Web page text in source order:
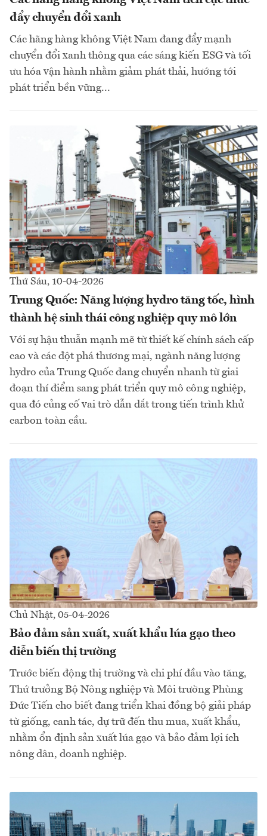
đẩy chuyển đổi xanh
Các hãng hàng không Việt Nam đang đẩy mạnh
chuyển đổi xanh thông qua các sáng kiến ESG và tối
ưu hóa vận hành nhằm giảm phát thải, hướng tới
phát triển bền vững...
Thứ Sáu, 10-04-2026
Trung Quốc: Năng lượng hydro tăng tốc, hình
thành hệ sinh thái công nghiệp quy mô lớn
Với sự hậu thuẫn mạnh mẽ từ thiết kế chính sách cấp
cao và các đột phá thương mại, ngành năng lượng
hydro của Trung Quốc đang chuyển nhanh từ giai
đoạn thí điểm sang phát triển quy mô công nghiệp,
qua đó củng cố vai trò dẫn dắt trong tiến trình khử
carbon toàn cầu.
Chủ Nhật, 05-04-2026
Bảo đảm sản xuất, xuất khẩu lúa gạo theo
diễn biến thị trường
Trước biến động thị trường và chi phí đầu vào tăng,
Thứ trưởng Bộ Nông nghiệp và Môi trường Phùng
Đức Tiến cho biết đang triển khai đồng bộ giải pháp
từ giống, canh tác, dự trữ đến thu mua, xuất khẩu,
nhằm ổn định sản xuất lúa gạo và bảo đảm lợi ích
nông dân, doanh nghiệp.